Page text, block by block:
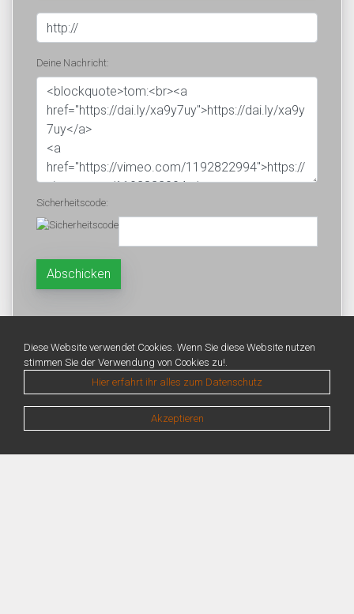
Deine Nachricht:
Sicherheitscode:
Diese Website verwendet Cookies. Wenn Sie diese Website nutzen
stimmen Sie der Verwendung von Cookies zu!.
Hier erfahrt ihr alles zum Datenschutz
Akzeptieren